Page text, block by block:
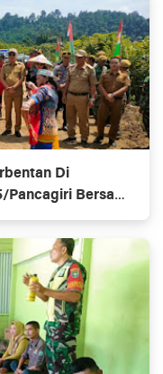
Di
Pancagiri Bersama